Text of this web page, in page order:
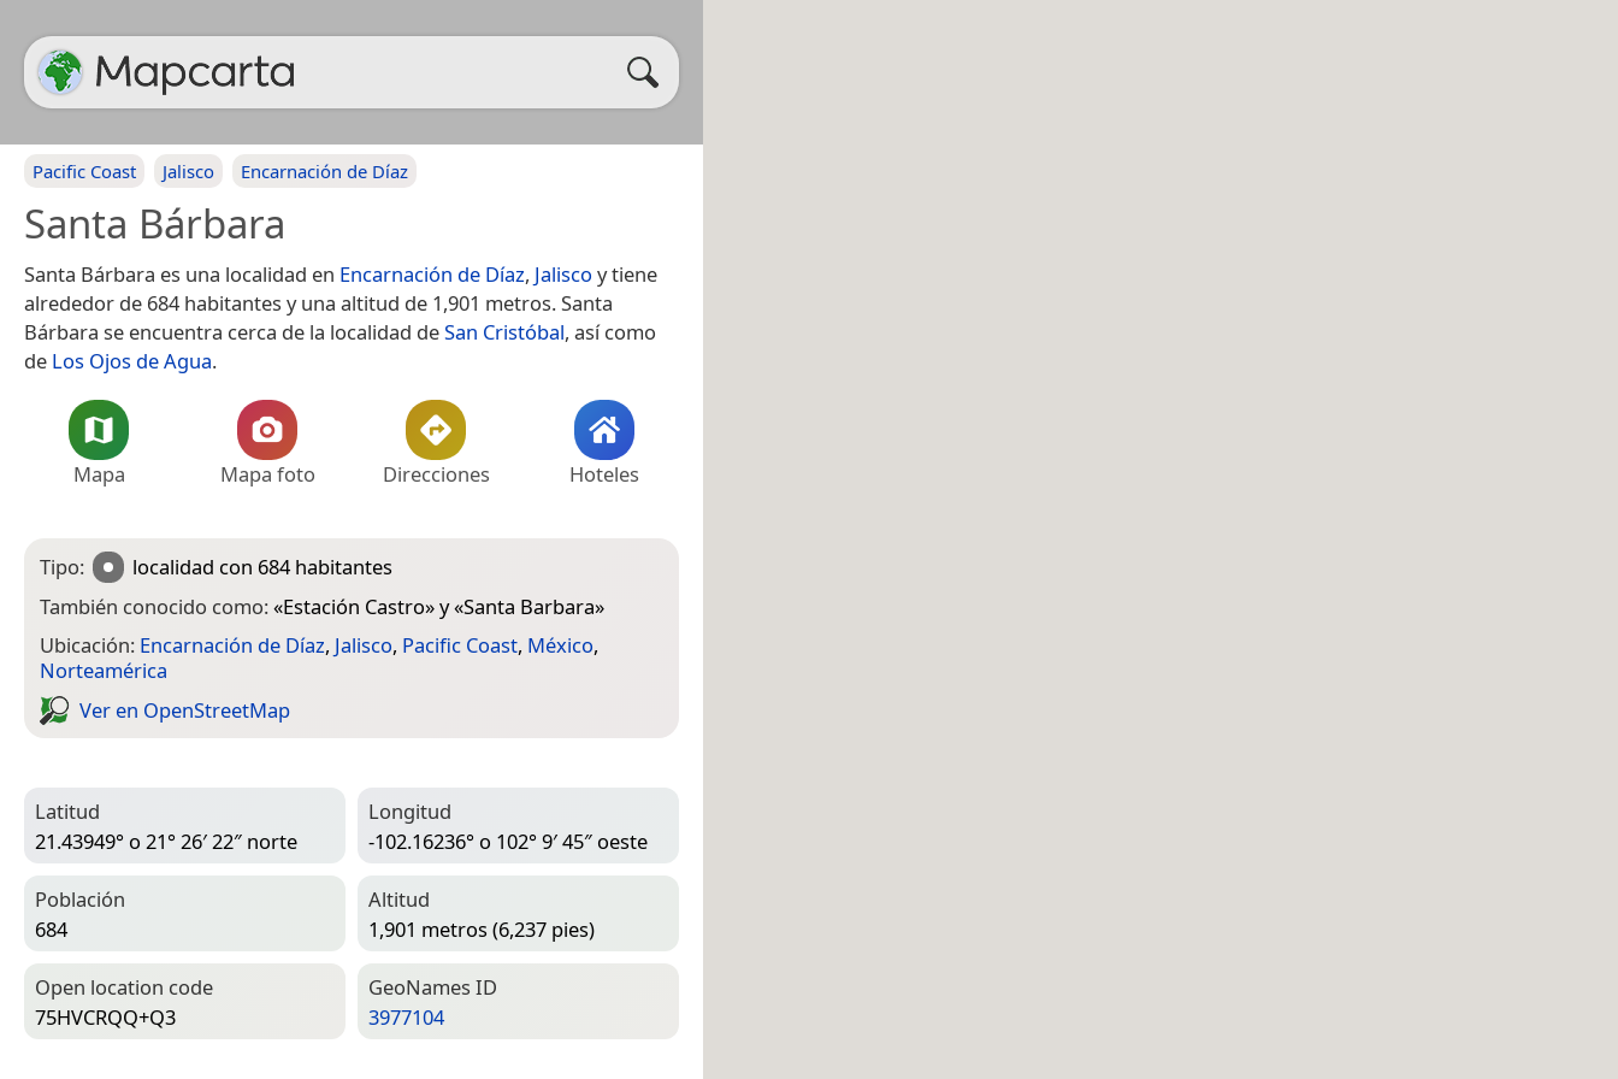
Pacific Coast Jalisco Encarnación de Díaz
Santa Bárbara
Santa Bárbara es una localidad en Encarnación de Díaz, Jalisco y tiene
alrededor de 684 habitantes y una altitud de 1,901 metros. Santa
Bárbara se encuentra cerca de la localidad deSan Cristóbal, así como
de Los Ojos de Agua.
Mapa Mapa foto Direcciones Hoteles
Tipo: localidad con 684 habitantes
También conocido como:«Estación Castro» y «Santa Barbara»
Ubicación: Encarnación de Díaz, Jalisco, Pacific Coast, México,
Norteamérica
Ver en Open­Street­Map
Latitud
21.43949° o 21° 26′ 22″ norte
Longitud
-102.16236° o 102° 9′ 45″ oeste
Población
684
Altitud
1,901 metros (6,237 pies)
Open location code
75HVCRQQ+Q3
Geo­Names ID
3977104